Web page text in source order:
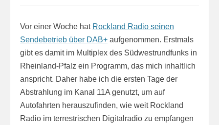
Vor einer Woche hat Rockland Radio seinen
Sendebetrieb über DAB+ aufgenommen. Erstmals
gibt es damit im Multiplex des Südwestrundfunks in
Rheinland-Pfalz ein Programm, das mich inhaltlich
anspricht. Daher habe ich die ersten Tage der
Abstrahlung im Kanal 11A genutzt, um auf
Autofahrten herauszufinden, wie weit Rockland
Radio im terrestrischen Digitalradio zu empfangen